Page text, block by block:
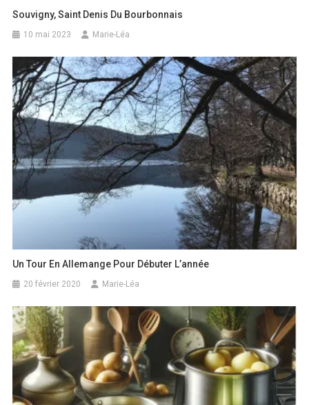
Souvigny, Saint Denis Du Bourbonnais
10 mai 2023 Marie-Léa
Un Tour En Allemange Pour Débuter L’année
20 février 2020 Marie-Léa